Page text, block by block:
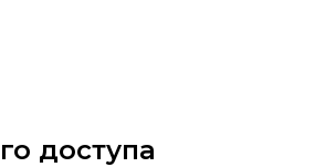
доступа